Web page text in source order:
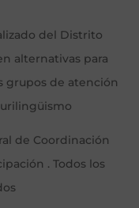
del Distrito
alternativas para
grupos de atención
de Coordinación
. Todos los